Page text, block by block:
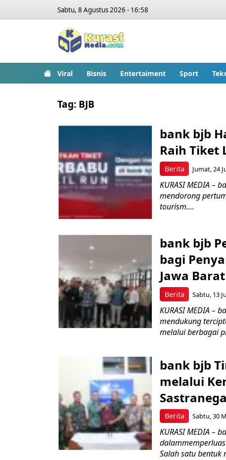
Sabtu, 8 Agustus 2026 - 16:58
Viral Bisnis Entertaiment Sport
Tag: BJB
Berita
bank bjb
Raih Tiket
Jumat, 24
KURASI MEDIA –
mendorong
tourism....
Berita
bank bjb
bagi
Jawa Barat
Sabtu, 13
KURASI MEDIA –
mendukung
melalui berbagai
Berita
bank bjb
melalui
Sabtu, 30
KURASI MEDIA –
Salah satu bentuk